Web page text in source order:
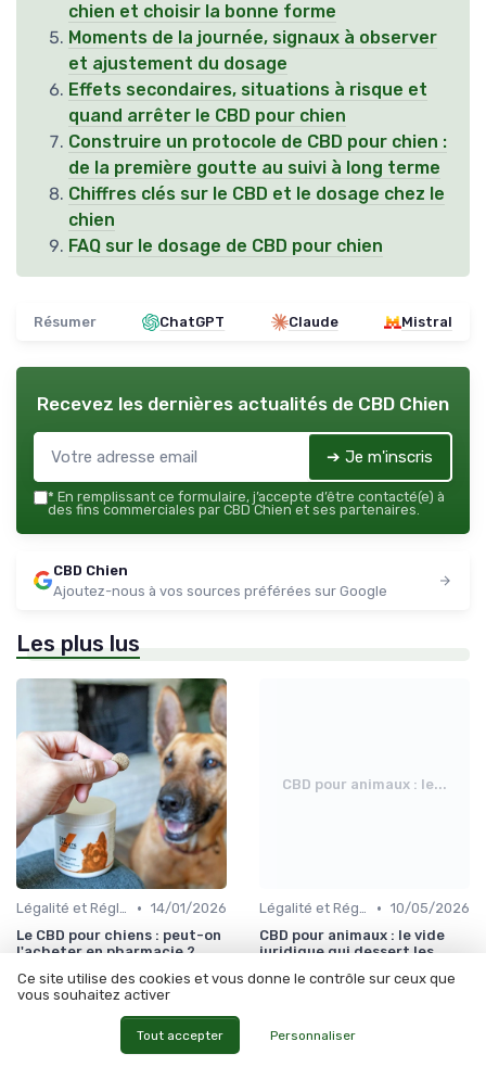
chien et choisir la bonne forme
Moments de la journée, signaux à observer
et ajustement du dosage
Effets secondaires, situations à risque et
quand arrêter le CBD pour chien
Construire un protocole de CBD pour chien :
de la première goutte au suivi à long terme
Chiffres clés sur le CBD et le dosage chez le
chien
FAQ sur le dosage de CBD pour chien
Résumer ChatGPT Claude Mistral
Recevez les dernières actualités de CBD Chien
➔ Je m'inscris
* En remplissant ce formulaire, j’accepte d’être contacté(e) à
des fins commerciales par CBD Chien et ses partenaires.
CBD Chien
Ajoutez-nous à vos sources préférées sur Google
Les plus lus
Légalité et Réglementations du CBD pour Chiens • 14/01/2026
Le CBD pour chiens : peut-on
l'acheter en pharmacie ?
CBD pour animaux : le...
Légalité et Réglementations du CBD pour Chiens • 10/05/2026
CBD pour animaux : le vide
juridique qui dessert les
Ce site utilise des cookies et vous donne le contrôle sur ceux que
vous souhaitez activer
Tout accepter Personnaliser